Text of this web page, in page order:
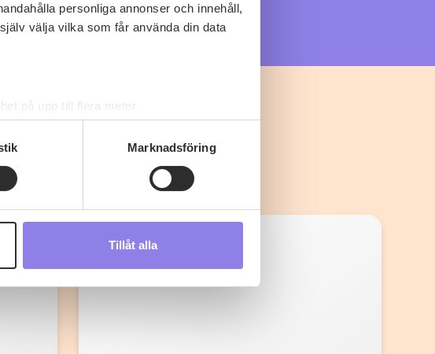
personliga annonser och innehåll,
välja vilka som får använda din data
på upp till flera meter
(fingeravtryck)
i
detaljsektionen. Du kan ändra
Marknadsföring
Tillåt alla